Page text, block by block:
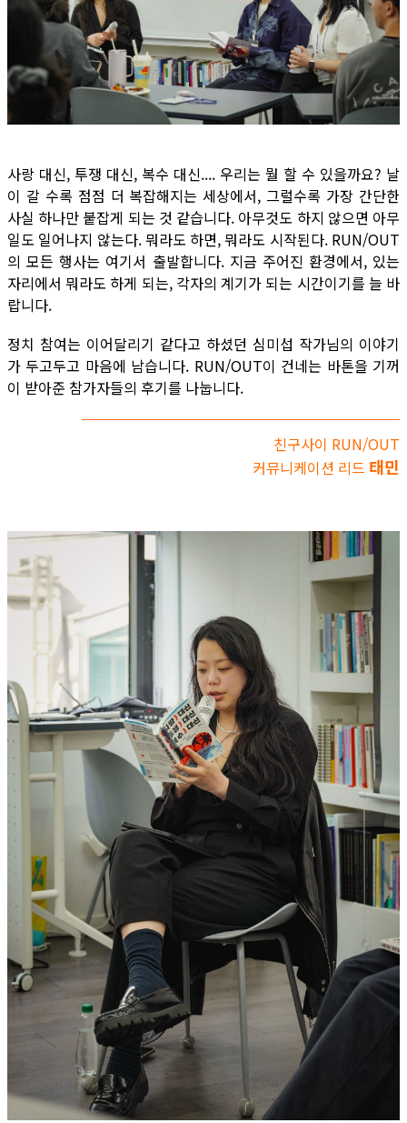
사랑 대신, 투쟁 대신, 복수 대신.... 우리는 뭘 할 수 있을까요? 날
이 갈 수록 점점 더 복잡해지는 세상에서, 그럴수록 가장 간단한
사실 하나만 붙잡게 되는 것 같습니다. 아무것도 하지 않으면 아무
일도 일어나지 않는다. 뭐라도 하면, 뭐라도 시작된다. RUN/OUT
의 모든 행사는 여기서 출발합니다. 지금 주어진 환경에서, 있는
자리에서 뭐라도 하게 되는, 각자의 계기가 되는 시간이기를 늘 바
랍니다.
정치 참여는 이어달리기 같다고 하셨던 심미섭 작가님의 이야기
가 두고두고 마음에 남습니다. RUN/OUT이 건네는 바톤을 기꺼
이 받아준 참가자들의 후기를 나눕니다.
친구사이 RUN/OUT
커뮤니케이션 리드 태민